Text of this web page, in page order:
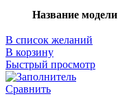
Название модели
В список желаний
В корзину
Быстрый просмотр
Сравнить